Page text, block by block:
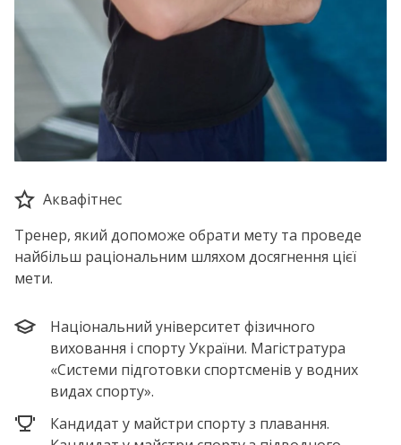
Аквафітнес
Тренер, який допоможе обрати мету та проведе
найбільш раціональним шляхом досягнення цієї
мети.
Національний університет фізичного
виховання і спорту України. Магістратура
«Системи підготовки спортсменів у водних
видах спорту».
Кандидат у майстри спорту з плавання.